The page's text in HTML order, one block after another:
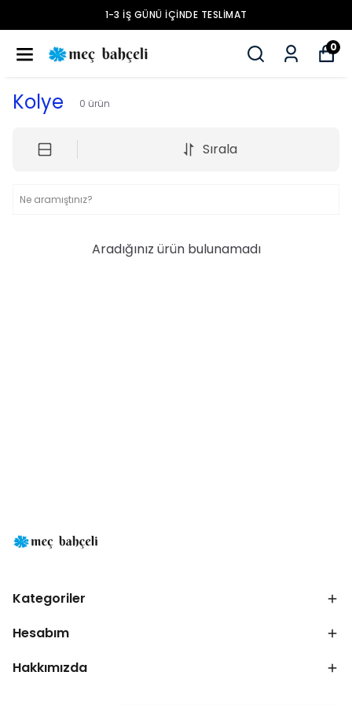
1-3 İŞ GÜNÜ İÇINDE TESLIMAT
0
Kolye 0 ürün
Sırala
Aradığınız ürün bulunamadı
Kategoriler
Hesabım
Hakkımızda